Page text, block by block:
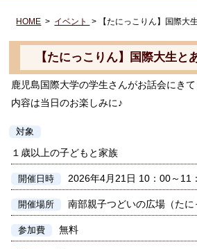
検
HOME > イベント > 【たにっこりん】国際大
【たにっこりん】国際大生と
鹿児島国際大学の学生さんがお話会にきて
内容は当日のお楽しみに♪
対象
１歳以上の子どもと家族
開催日時 2026年4月21日 10：00～11
開催場所 南部親子つどいの広場（たに
参加費 無料